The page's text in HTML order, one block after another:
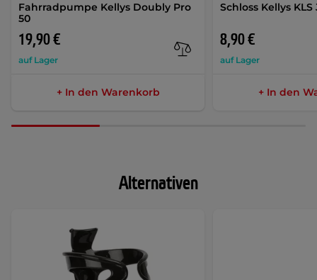
Fahrradpumpe Kellys Doubly Pro
50
19,90 €
auf Lager
+ In den Warenkorb
Schloss Kellys KLS
8,90 €
auf Lager
+ In den
Alternativen